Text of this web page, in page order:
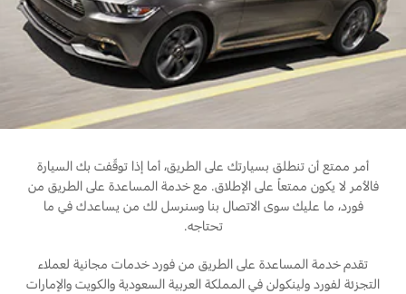
البحرين
العراق
لبنان
عمان
طلب سعر
البحث عن الوكيل
فورد بروتكت
خطة الخدمات الممتدة
إصلاح أضرار الحوادث
القسائم والخصومات الخاصة بالصيانة
خدمات فورد
خدمة المحرك
خدمة البطارية
تغيير زيت
أمر ممتع أن تنطلق بسيارتك على الطريق، أما إذا توقّفت بك السيارة
فالأمر لا يكون ممتعاً على الإطلاق. مع خدمة المساعدة على الطريق من
فورد، ما عليك سوى الاتصال بنا وسنرسل لك من يساعدك في ما
تحتاجه.
تقدم خدمة المساعدة على الطريق من فورد خدمات مجانية لعملاء
التجزئة لفورد ولينكولن في المملكة العربية السعودية والكويت والإمارات